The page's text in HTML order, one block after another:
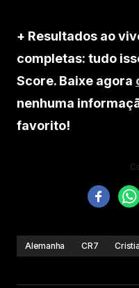
+ Resultados ao
completas: tudo
Score. Baixe agora
nenhuma
favorito!
Alemanha CR7